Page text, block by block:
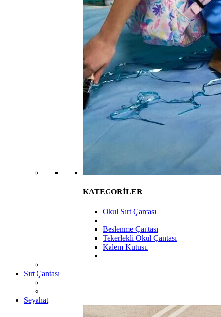
KATEGORİLER
Okul Sırt Çantası
Beslenme Çantası
Tekerlekli Okul Çantası
Kalem Kutusu
Sırt Çantası
Seyahat